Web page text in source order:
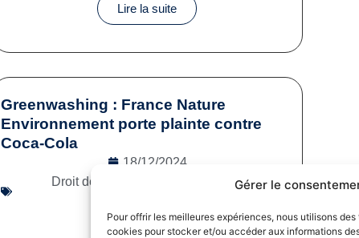
Gérer le
Pour offrir les meilleures expériences, nous utilisons
cookies pour stocker et/ou accéder aux informations
Lire la suite
Greenwashing : France Nature
Environnement porte plainte contre
Coca-Cola
18/12/2024
Droit de la consommation
Pratiques
Lire la suite